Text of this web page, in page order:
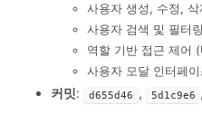
사용자 생성, 수정, 삭
사용자 검색 및 필터링
역할 기반 접근 제어
사용자 모달 인터페이
커밋: d655d46 , 5d1c9e6 ,